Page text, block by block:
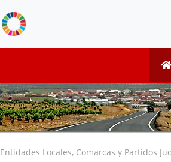
Entidades Locales, Comarcas y Partidos